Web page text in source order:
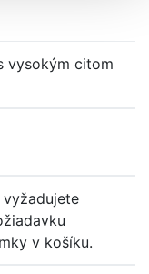
vysokým citom
vyžadujete
v košíku.